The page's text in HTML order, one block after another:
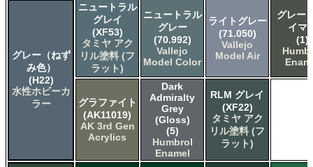
グレー（ねず
み色）
(H22)
水性ホビーカ
ラー
ニュートラル
グレイ
(XF53)
タミヤ アク
リル塗料 (フ
ラット)
ニュートラル
グレー
(70.992)
Vallejo
Model Color
ライトグレー
(71.050)
Vallejo
Model Air
グレー
イマ
(1)
グラファイト
(AK11019)
AK 3rd Gen
Acrylics
Dark
Admiralty
Grey
(Gloss)
(5)
Humbrol
Enamel
RLM グレイ
(XF22)
タミヤ アク
リル塗料 (フ
ラット)